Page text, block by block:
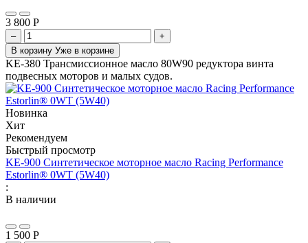
3 800 Р
–
+
В корзину Уже в корзине
KE-380 Трансмиссионное масло 80W90 редуктора винта
подвесных моторов и малых судов.
Новинка
Хит
Рекомендуем
Быстрый просмотр
KE-900 Синтетическое моторное масло Racing Performance
Estorlin® 0WT (5W40)
:
В наличии
1 500 Р